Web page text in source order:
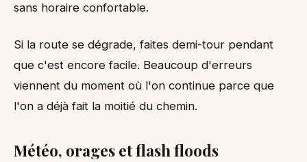
sans horaire confortable.
Si la route se dégrade, faites demi-tour pendant
que c'est encore facile. Beaucoup d'erreurs
viennent du moment où l'on continue parce que
l'on a déjà fait la moitié du chemin.
Météo, orages et flash floods